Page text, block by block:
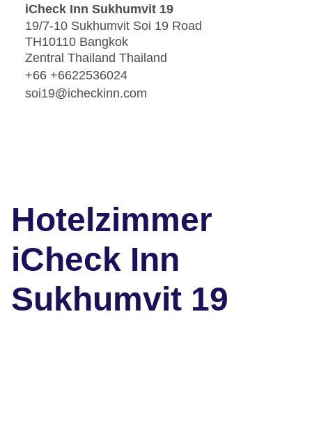
iCheck Inn Sukhumvit 19
19/7-10 Sukhumvit Soi 19 Road
TH10110 Bangkok
Zentral Thailand Thailand
+66 +6622536024
soi19@icheckinn.com
Hotelzimmer
iCheck Inn
Sukhumvit 19